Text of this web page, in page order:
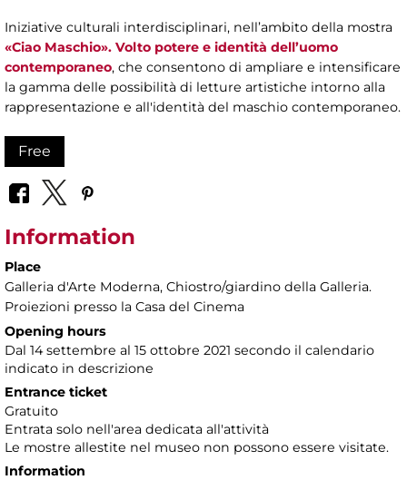
Iniziative culturali interdisciplinari, nell’ambito della mostra
«Ciao Maschio». Volto potere e identità dell’uomo
contemporaneo, che consentono di ampliare e intensificare
la gamma delle possibilità di letture artistiche intorno alla
rappresentazione e all'identità del maschio contemporaneo.
Free
Information
Place
Galleria d'Arte Moderna, Chiostro/giardino della Galleria.
Proiezioni presso la Casa del Cinema
Opening hours
Dal 14 settembre al 15 ottobre 2021 secondo il calendario
indicato in descrizione
Entrance ticket
Gratuito
Entrata solo nell'area dedicata all'attività
Le mostre allestite nel museo non possono essere visitate.
Information